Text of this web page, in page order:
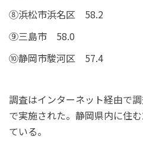
⑧浜松市浜名区 58.2
⑨三島市 58.0
⑩静岡市駿河区 57.4
調査はインターネット経由で
で実施された。静岡県内に住
ている。